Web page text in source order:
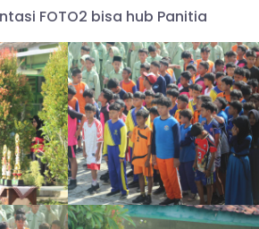
FOTO2 bisa hub Panitia